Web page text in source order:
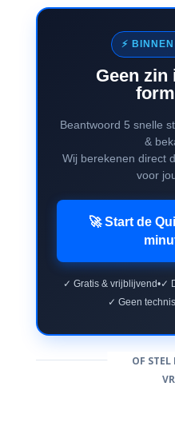
⚡
Geen zin
Beantwoord 5 snelle
&
Wij berekenen direct
voor
🚀 Start de
✓ Gratis & vrijblijvend•✓
✓ Geen
OF STEL